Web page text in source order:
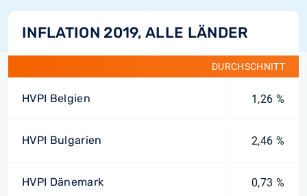
INFLATION 2019, ALLE LÄNDER
DURCHSCHNITT
HVPI Belgien 1,26 %
HVPI Bulgarien 2,46 %
HVPI Dänemark 0,73 %